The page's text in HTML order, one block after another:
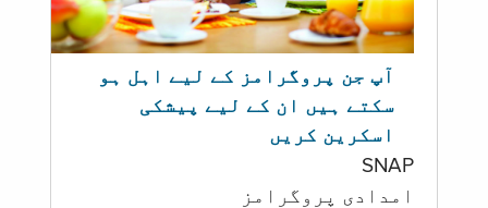
آپ جن پروگرامز کے لیے اہل ہو
سکتے ہیں ان کے لیے پیشکی
اسکرین کریں
SNAP
امدادی پروگرامز